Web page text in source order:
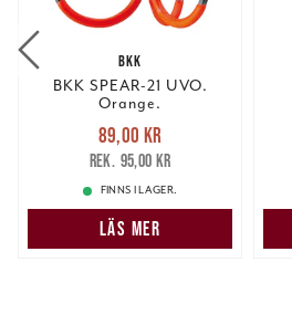
BKK
BKK SPEAR-21 UVO.
Orange.
Nuvarande pris
89,00 krTidigare pris
95,00 kr
89,00 kr
95,00 kr
FINNS I LAGER.
LÄS MER